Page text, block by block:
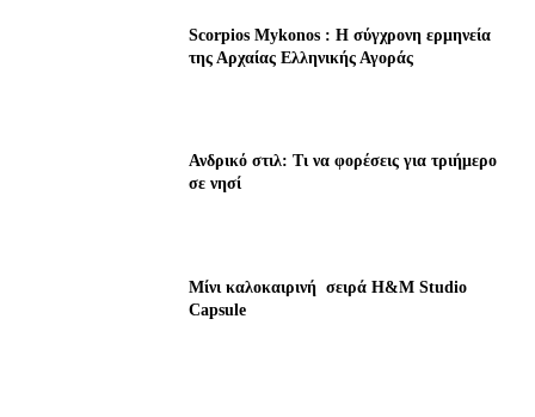
Scorpios Mykonos : Η σύγχρονη ερμηνεία
της Αρχαίας Ελληνικής Αγοράς
Ανδρικό στιλ: Τι να φορέσεις για τριήμερο
σε νησί
Μίνι καλοκαιρινή σειρά H&M Studio
Capsule